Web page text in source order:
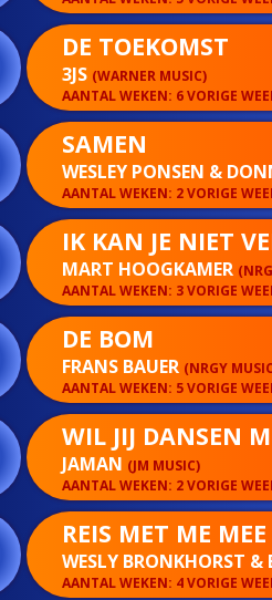
DE TOEKOMST
3JS (WARNER MUSIC)
AANTAL WEKEN: 6 VORIGE
SAMEN
WESLEY PONSEN &
AANTAL WEKEN: 2 VORIGE
IK KAN JE NIET
MART HOOGKAMER
AANTAL WEKEN: 3 VORIGE
DE BOM
FRANS BAUER (NRGY
AANTAL WEKEN: 5 VORIGE
WIL JIJ DANSEN
JAMAN (JM MUSIC)
AANTAL WEKEN: 2 VORIGE
REIS MET ME MEE
WESLY BRONKHORST &
AANTAL WEKEN: 4 VORIGE